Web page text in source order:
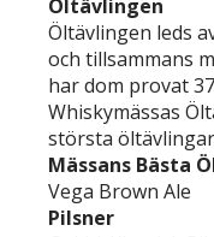
Öltävlingen
Öltävlingen leds
och tillsammans
har dom provat
Whiskymässas
största
Mässans Bästa
Vega Brown Ale
Pilsner